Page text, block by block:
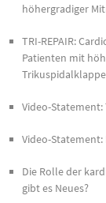
höhergradiger
TRI-REPAIR:
Patienten mit
Video-Statement:
Video-
Die Rolle der
gibt es Neues?